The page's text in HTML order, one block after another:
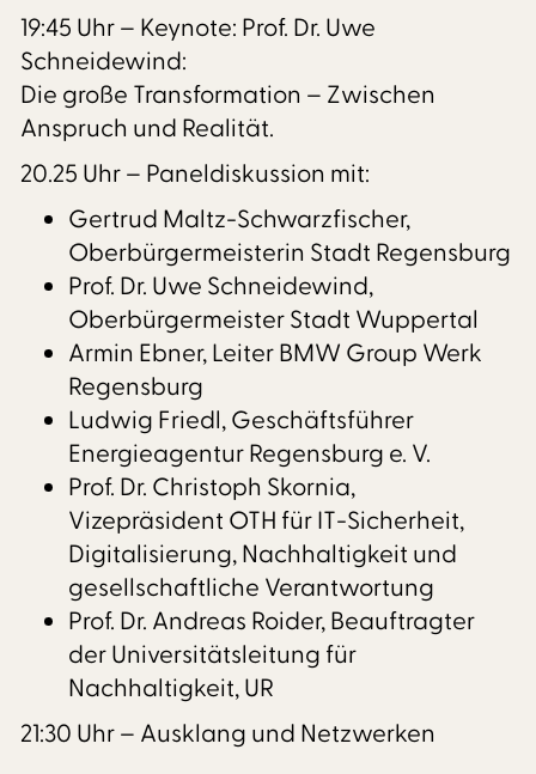
19:45 Uhr – Keynote: Prof. Dr. Uwe
Schneidewind:
Die große Transformation – Zwischen
Anspruch und Realität.
20.25 Uhr – Paneldiskussion mit:
Gertrud Maltz-Schwarzfischer,
Oberbürgermeisterin Stadt Regensburg
Prof. Dr. Uwe Schneidewind,
Oberbürgermeister Stadt Wuppertal
Armin Ebner, Leiter BMW Group Werk
Regensburg
Ludwig Friedl, Geschäftsführer
Energieagentur Regensburg e. V.
Prof. Dr. Christoph Skornia,
Vizepräsident OTH für IT-Sicherheit,
Digitalisierung, Nachhaltigkeit und
gesellschaftliche Verantwortung
Prof. Dr. Andreas Roider, Beauftragter
der Universitätsleitung für
Nachhaltigkeit, UR
21:30 Uhr – Ausklang und Netzwerken